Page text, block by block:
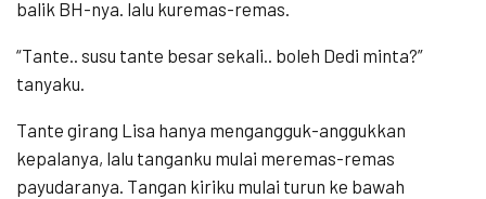
balik BH-nya. lalu kuremas-remas.
“Tante.. susu tante besar sekali.. boleh Dedi minta?”
tanyaku.
Tante girang Lisa hanya mengangguk-anggukkan
kepalanya, lalu tanganku mulai meremas-remas
payudaranya. Tangan kiriku mulai turun ke bawah